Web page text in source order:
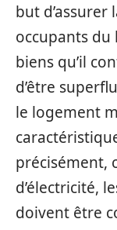
but d’assurer
occupants du
biens qu’il
d’être
le logement
précisément,
d’électricité,
doivent être